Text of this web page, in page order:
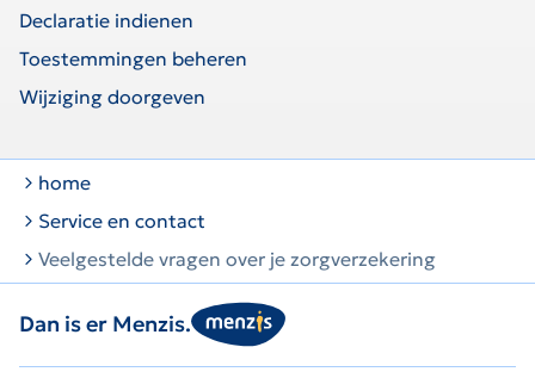
Declaratie indienen
Toestemmingen beheren
Wijziging doorgeven
home
Service en contact
Veelgestelde vragen over je zorgverzekering
Dan is er Menzis.